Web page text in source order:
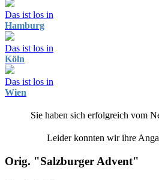
Das ist los in
Hamburg
Das ist los in
Köln
Das ist los in
Wien
Sie haben sich erfolgreich vom
Leider konnten wir ihre
Orig. "Salzburger Advent"